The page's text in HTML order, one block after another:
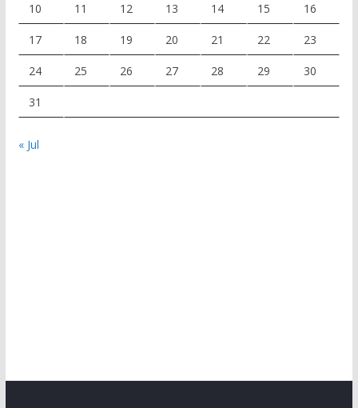
10 11 12 13 14 15 16
17 18 19 20 21 22 23
24 25 26 27 28 29 30
31
« Jul